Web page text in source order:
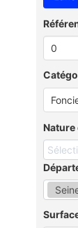
Nature